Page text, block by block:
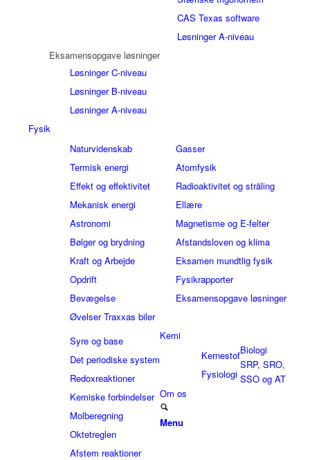
CAS Texas software
Løsninger A-niveau
Eksamensopgave løsninger
Løsninger C-niveau
Løsninger B-niveau
Løsninger A-niveau
Fysik
Naturvidenskab
Termisk energi
Effekt og effektivitet
Mekanisk energi
Astronomi
Bølger og brydning
Kraft og Arbejde
Opdrift
Bevægelse
Øvelser Traxxas biler
Gasser
Atomfysik
Radioaktivitet og stråling
Ellære
Magnetisme og E-felter
Afstandsloven og klima
Eksamen mundtlig fysik
Fysikrapporter
Eksamensopgave løsninger
Kemi
Syre og base
Det periodiske system
Redoxreaktioner
Kemiske forbindelser
Molberegning
Oktetreglen
Afstem reaktioner
Biologi
Kernestof
Fysiologi
SRP, SRO,
SSO og AT
Om os
Menu